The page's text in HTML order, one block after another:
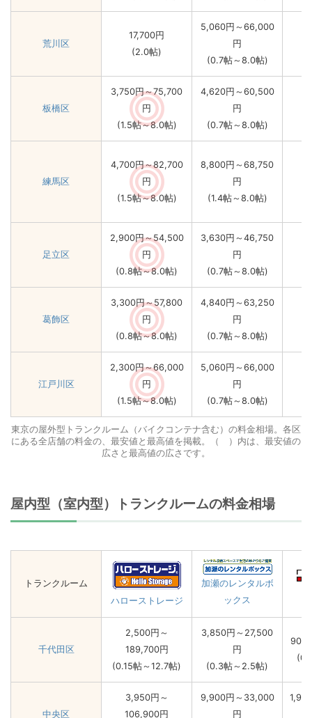
荒川区
17,700円
(2.0帖)
5,060円～66,000
円
(0.7帖～8.0帖)
板橋区
3,750円～75,700
円
(1.5帖～8.0帖)
4,620円～60,500
円
(0.7帖～8.0帖)
練馬区
4,700円～82,700
円
(1.5帖～8.0帖)
8,800円～68,750
円
(1.4帖～8.0帖)
足立区
2,900円～54,500
円
(0.8帖～8.0帖)
3,630円～46,750
円
(0.7帖～8.0帖)
葛飾区
3,300円～57,800
円
(0.8帖～8.0帖)
4,840円～63,250
円
(0.7帖～8.0帖)
江戸川区
2,300円～66,000
円
(1.5帖～8.0帖)
5,060円～66,000
円
(0.7帖～8.0帖)
東京の屋外型トランクルーム（バイクコンテナ含む）の料金相場。各区
にある全店舗の料金の、最安値と最高値を掲載。（ ）内は、最安値の
広さと最高値の広さです。
屋内型（室内型）トランクルームの料金相場
トランクルーム
ハローストレージ
加瀬のレンタルボ
ックス
千代田区
2,500円～
189,700円
(0.15帖～12.7帖)
3,850円～27,500
円
(0.3帖～2.5帖)
900
中央区
3,950円～
106,900円
9,900円～33,000
円